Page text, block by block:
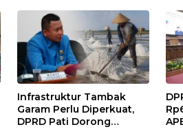
Infrastruktur Tambak
Garam Perlu Diperkuat,
DPRD Pati Dorong